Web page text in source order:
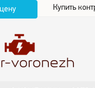
Купить